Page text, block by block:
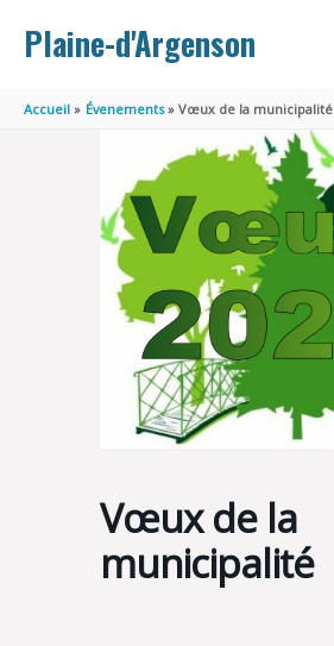
Plaine-d'Argenson
Accueil Évenements Vœux de la municipalité
Vœux de la
municipalité